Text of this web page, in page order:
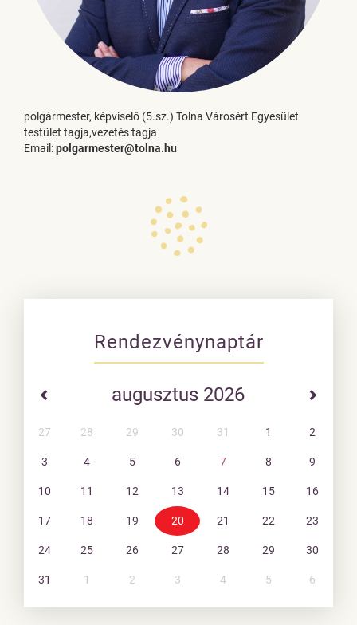
polgármester, képviselő (5.sz.) Tolna Városért Egyesület
testület tagja,vezetés tagja
Email:polgarmester@tolna.hu
Rendezvénynaptár
augusztus 2026
27 28 29 30 31 1 2
3 4 5 6 7 8 9
10 11 12 13 14 15 16
17 18 19 20 21 22 23
24 25 26 27 28 29 30
31 1 2 3 4 5 6